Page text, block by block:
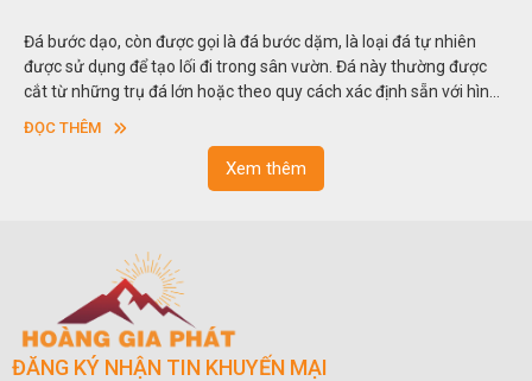
loại đá tự nhiên
này thường được
định sẵn với hình
Hòn non bộ được biết đến là một nghệ thuật
thu nhỏ, đưa mô hình những ngọn núi to lớn
trong các vườn cảnh. Hay nói một cách khác,
Xem thêm
ĐĂNG KÝ NHẬN TIN KHUYẾN MẠI